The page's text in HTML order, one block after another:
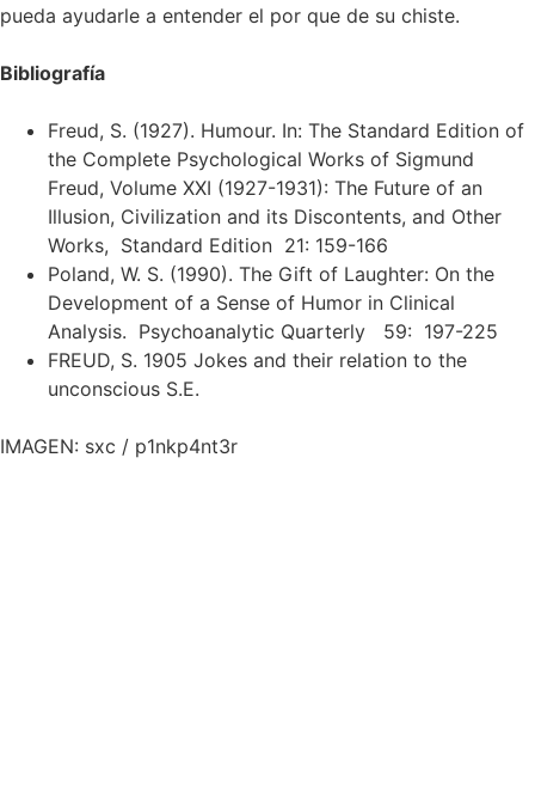
pueda ayudarle a entender el por que de su chiste.
Bibliografía
Freud, S. (1927). Humour. In: The Standard Edition of
the Complete Psychological Works of Sigmund
Freud, Volume XXI (1927-1931): The Future of an
Illusion, Civilization and its Discontents, and Other
Works, Standard Edition 21: 159-166
Poland, W. S. (1990). The Gift of Laughter: On the
Development of a Sense of Humor in Clinical
Analysis. Psychoanalytic Quarterly 59: 197-225
FREUD, S. 1905 Jokes and their relation to the
unconscious S.E.
IMAGEN: sxc / p1nkp4nt3r